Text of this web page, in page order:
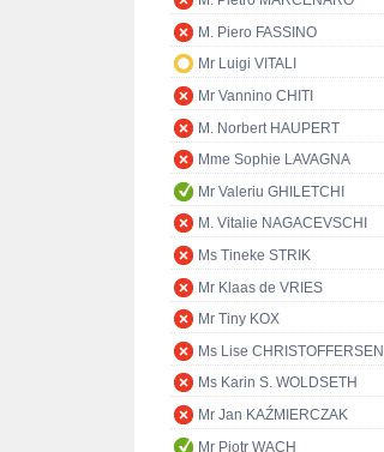
M. Piero FASSINO
Mr Luigi VITALI
Mr Vannino CHITI
M. Norbert HAUPERT
Mme Sophie LAVAGNA
Mr Valeriu GHILETCHI
M. Vitalie NAGACEVSCHI
Ms Tineke STRIK
Mr Klaas de VRIES
Mr Tiny KOX
Ms Lise CHRISTOFFERSEN
Ms Karin S. WOLDSETH
Mr Jan KAŹMIERCZAK
Mr Piotr WACH